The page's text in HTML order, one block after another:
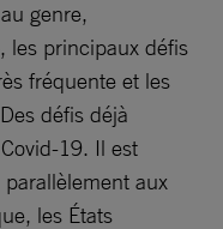
genre,
les principaux défis
fréquente et les
défis déjà
19. Il est
aux
les États